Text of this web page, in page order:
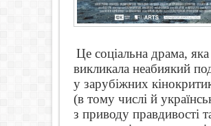
Це соціальна драма, яка
викликала неабиякий
у зарубіжних
(в тому числі й
з приводу правдивості